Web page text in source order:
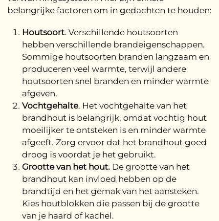
belangrijke factoren om in gedachten te houden:
Houtsoort. Verschillende houtsoorten
hebben verschillende brandeigenschappen.
Sommige houtsoorten branden langzaam en
produceren veel warmte, terwijl andere
houtsoorten snel branden en minder warmte
afgeven.
Vochtgehalte. Het vochtgehalte van het
brandhout is belangrijk, omdat vochtig hout
moeilijker te ontsteken is en minder warmte
afgeeft. Zorg ervoor dat het brandhout goed
droog is voordat je het gebruikt.
Grootte van het hout. De grootte van het
brandhout kan invloed hebben op de
brandtijd en het gemak van het aansteken.
Kies houtblokken die passen bij de grootte
van je haard of kachel.